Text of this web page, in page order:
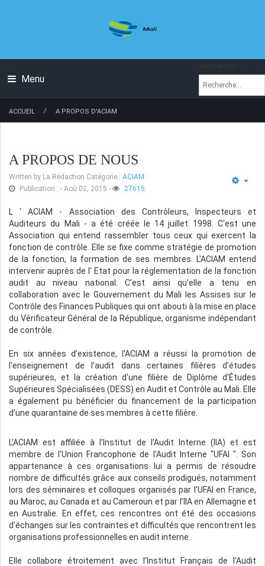
Menu
ACCUEIL / A PROPOS D'ACIAM
A PROPOS DE NOUS
Written by La Rédaction Catégorie : ACIAM
Publication : - Aoû 02, 2015 - 27615
L' ACIAM - Association des Contrôleurs, Inspecteurs et
Auditeurs du Mali - a été créée le 14 juillet 1998. C'est une
Association qui entend rassembler tous ceux qui exercent la
fonction de contrôle. Elle se fixe comme stratégie de promotion
de la fonction, la formation de ses membres. L'ACIAM entend
intervenir auprès de l' Etat pour la réglementation de la fonction
audit au niveau national. C’est ainsi qu’elle a tenu en
collaboration avec le Gouvernement du Mali les Assises sur le
Contrôle des Finances Publiques qui ont abouti à la mise en place
du Vérificateur Général de la République, organisme indépendant
de contrôle.
En six années d'existence, l'ACIAM a réussi la promotion de
l'enseignement de l'audit dans certaines filières d'études
supérieures, et la création d'une filière de Diplôme d’Études
Supérieures Spécialisées (DESS) en Audit et Contrôle au Mali. Elle
a également pu bénéficier du financement de la participation
d’une quarantaine de ses membres à cette filière.
L'ACIAM est affiliée à l’Institut de l’Audit Interne (IIA) et est
membre de l'Union Francophone de l'Audit Interne "UFAI ". Son
appartenance à ces organisations lui a permis de résoudre
nombre de difficultés grâce aux conseils prodigués, notamment
lors des séminaires et colloques organisés par l'UFAI en France,
au Maroc, au Canada et au Cameroun et par l’IIA en Allemagne et
en Australie. En effet, ces rencontres ont été des occasions
d'échanges sur les contraintes et difficultés que rencontrent les
organisations professionnelles en audit interne.
Elle collabore étroitement avec l’Institut Français de l’Audit